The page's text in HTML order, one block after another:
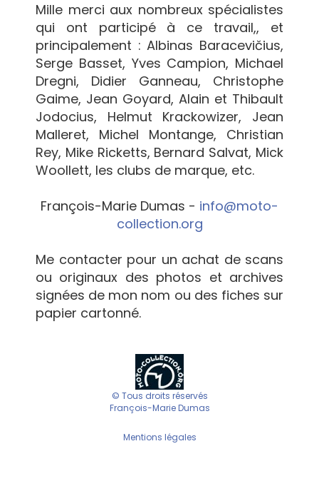
Mille merci aux nombreux spécialistes
qui ont participé à ce travail,, et
principalement : Albinas Baracevičius,
Serge Basset, Yves Campion, Michael
Dregni, Didier Ganneau, Christophe
Gaime, Jean Goyard, Alain et Thibault
Jodocius, Helmut Krackowizer, Jean
Malleret, Michel Montange, Christian
Rey, Mike Ricketts, Bernard Salvat, Mick
Woollett, les clubs de marque, etc.
François-Marie Dumas - info@moto-
collection.org
Me contacter pour un achat de scans
ou originaux des photos et archives
signées de mon nom ou des fiches sur
papier cartonné.
© Tous droits réservés
François-Marie Dumas
Mentions légales